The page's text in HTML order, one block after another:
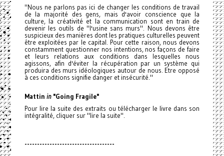
"Nous ne parlons pas ici de changer les conditions de travail
de la majorité des gens, mais d'avoir conscience que la
culture, la créativité et la communication sont en train de
devenir les outils de "l'usine sans murs". Nous devons être
suspicieux des manières dont les pratiques culturelles peuvent
être exploitées par le capital. Pour cette raison, nous devons
constamment questionner nos intentions, nos façons de faire
et leurs relations aux conditions dans lesquelles nous
agissons, afin d'éviter la récupération par un système qui
produira des murs idéologiques autour de nous. Etre opposé
à ces conditions signifie danger et insécurité."
Mattin in"Going Fragile"
Pour lire la suite des extraits ou télécharger le livre dans son
intégralité, cliquer sur "lire la suite".
------------------------------------